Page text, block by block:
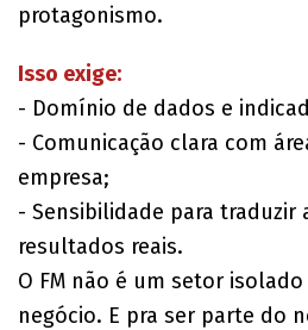
protagonismo.
Isso exige:
- Domínio de dados e
- Comunicação clara com
empresa;
- Sensibilidade para traduzir
resultados reais.
O FM não é um setor
negócio. E pra ser parte do